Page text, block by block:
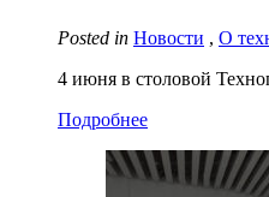
Posted in Новости , О
4 июня в столовой
Подробнее